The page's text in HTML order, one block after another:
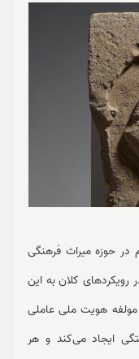
حوزه میراث فرهنگی
کلان به این
مولفه هویت ملی عاملی
ایجاد می‌کند و هر